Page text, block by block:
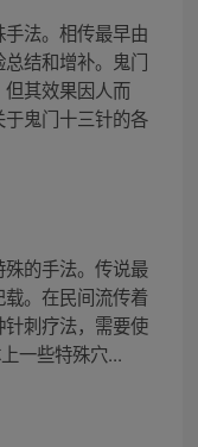
法。相传最早由
结和增补。鬼门
其效果因人而
鬼门十三针的各
的手法。传说最
。在民间流传着
刺疗法，需要使
一些特殊穴...